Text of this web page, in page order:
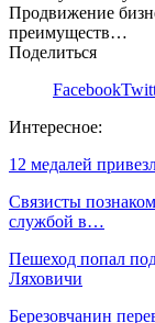
Продвижение
преимуществ…
Поделиться
Facebook
Интересное:
12 медалей
Связисты
службой в…
Пешеход попал
Ляховичи
Березовчанин